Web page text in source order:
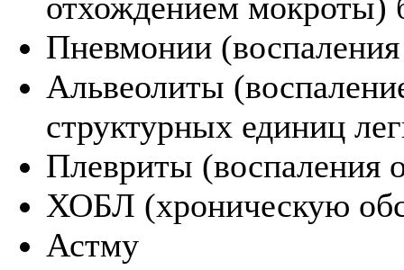
отхождением мокроты)
Пневмонии
Альвеолиты
структурных единиц
Плевриты (воспаления
ХОБЛ (хроническую
Астму